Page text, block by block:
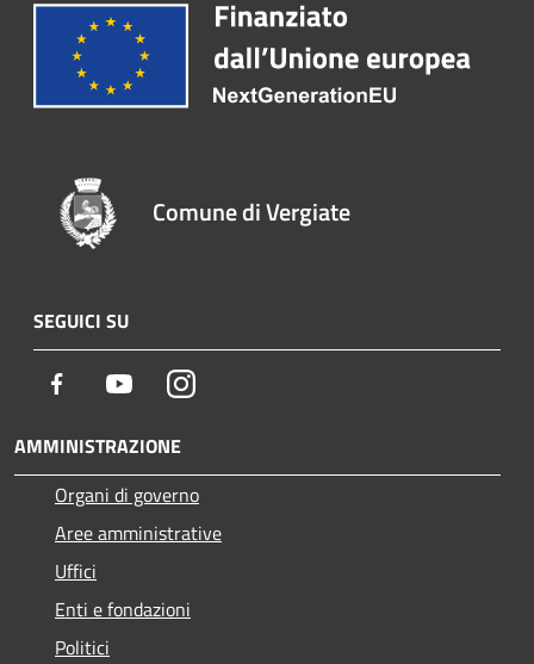
Comune di Vergiate
SEGUICI SU
Facebook YoutubeInstagram
AMMINISTRAZIONE
Organi di governo
Aree amministrative
Uffici
Enti e fondazioni
Politici